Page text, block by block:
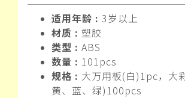
适用年龄 : 3岁以上
材质 : 塑胶
类型 : ABS
数量 : 101pcs
规格 : 大万用板(白)1pc，大
黄、蓝、绿)100pcs